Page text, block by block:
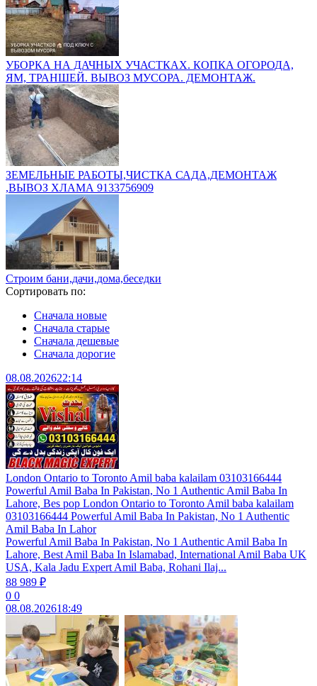
УБОРКА НА ДАЧНЫХ УЧАСТКАХ. КОПКА ОГОРОДА,
ЯМ, ТРАНШЕЙ. ВЫВОЗ МУСОРА. ДЕМОНТАЖ.
ЗЕМЕЛЬНЫЕ РАБОТЫ,ЧИСТКА САДА,ДЕМОНТАЖ
,ВЫВОЗ ХЛАМА 9133756909
Строим бани,дачи,дома,беседки
Сортировать по:
Сначала новые
Сначала старые
Сначала дешевые
Сначала дорогие
08.08.202622:14
London Ontario to Toronto Amil baba kalailam 03103166444
Powerful Amil Baba In Pakistan, No 1 Authentic Amil Baba In
Lahore, Bes pop London Ontario to Toronto Amil baba kalailam
03103166444 Powerful Amil Baba In Pakistan, No 1 Authentic
Amil Baba In Lahor
Powerful Amil Baba In Pakistan, No 1 Authentic Amil Baba In
Lahore, Best Amil Baba In Islamabad, International Amil Baba UK
USA, Kala Jadu Expert Amil Baba, Rohani Ilaj...
88 989 ₽
0 0
08.08.202618:49